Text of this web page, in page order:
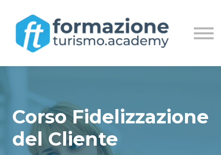
LIVE STREAM
ACCEDI
Corso Fidelizzazione
del Cliente